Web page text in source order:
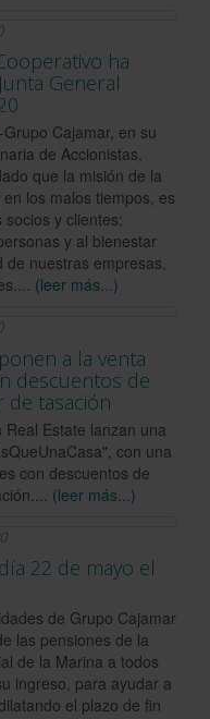
ha
General
Cajamar, en su
de Accionistas,
que la misión de la
los malos tiempos, es
y clientes:
y al bienestar
de nuestras empresas,
(leer más...)
a la venta
descuentos de
de tasación
Estate lanzan una
con una
con descuentos de
(leer más...)
22 de mayo el
de Grupo Cajamar
las pensiones de la
de la Marina a todos
ingreso, para ayudar a
el plazo de fin